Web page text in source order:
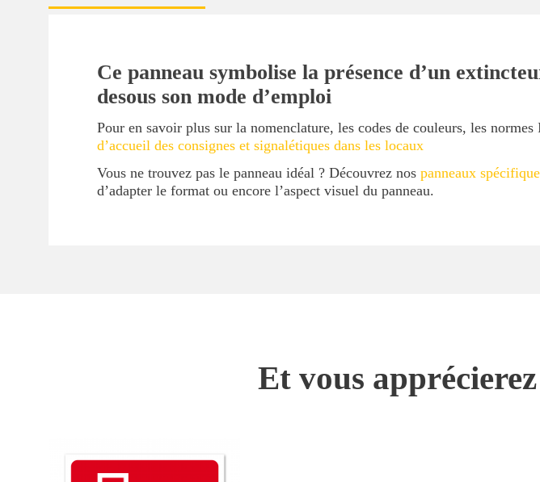
Ce panneau symbolise la présence d’un
desous son mode d’emploi
Pour en savoir plus sur la nomenclature, les codes de couleurs, les
d’accueil des consignes et signalétiques dans les locaux
Vous ne trouvez pas le panneau idéal ? Découvrez nos panneaux
d’adapter le format ou encore l’aspect visuel du panneau.
Et vous